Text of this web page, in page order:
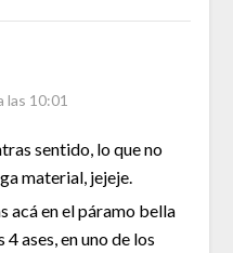
las 10:01
sentido, lo que no
material, jejeje.
acá en el páramo bella
4 ases, en uno de los